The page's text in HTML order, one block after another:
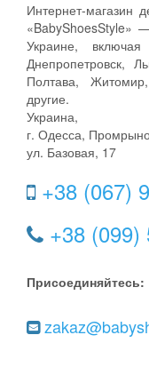
Интернет-магазин
«BabyShoesStyle»
Украине,
Днепропетровск,
Полтава,
другие.
Украина,
г. Одесса,
ул. Базовая, 17
+38 (067)
+38 (099)
Присоединяйтесь: